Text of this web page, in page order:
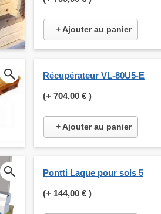
+ Ajouter au panier
Récupérateur VL-80U5-E
(+ 704,00 € )
+ Ajouter au panier
Pontti Laque pour sols 5
(+ 144,00 € )